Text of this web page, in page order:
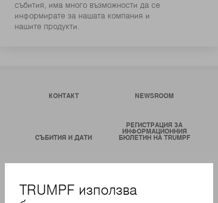
събития, има много възможности да се
информирате за нашата компания и
нашите продукти.
КОНТАКТ NEWSROOM
СЪБИТИЯ И ДАТИ
РЕГИСТРАЦИЯ ЗА
ИНФОРМАЦИОННИЯ
БЮЛЕТИН НА TRUMPF
ОНЛАЙН УСЛУГИ
КОНТАКТИ